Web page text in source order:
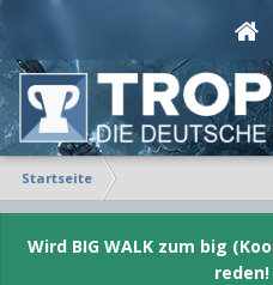
Startseite
Wird BIG WALK zum big
reden!